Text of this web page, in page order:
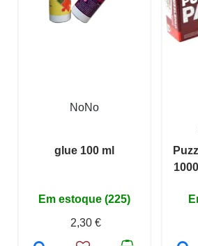
NoNo
glue 100 ml
Em estoque (225)
2,30 €